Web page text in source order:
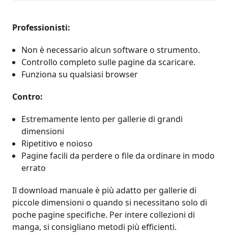
Professionisti:
Non è necessario alcun software o strumento.
Controllo completo sulle pagine da scaricare.
Funziona su qualsiasi browser
Contro:
Estremamente lento per gallerie di grandi
dimensioni
Ripetitivo e noioso
Pagine facili da perdere o file da ordinare in modo
errato
Il download manuale è più adatto per gallerie di
piccole dimensioni o quando si necessitano solo di
poche pagine specifiche. Per intere collezioni di
manga, si consigliano metodi più efficienti.